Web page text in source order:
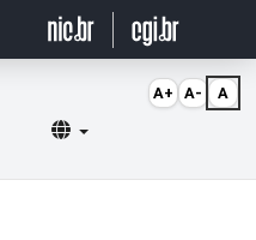
Selecionar idioma
A+ A- A